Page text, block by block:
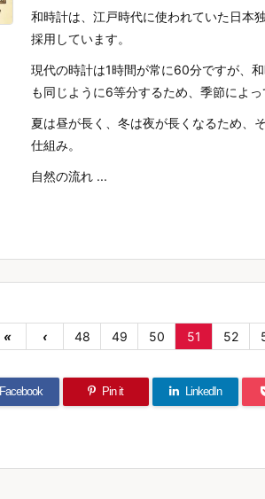
和時計は、江戸時代に使われていた日本
採用しています。
現代の時計は1時間が常に60分ですが、
も同じように6等分するため、季節によ
夏は昼が長く、冬は夜が長くなるため、
仕組み。
自然の流れ ...
« ‹ 48 49 50 51 52
Facebook Pin it LinkedIn